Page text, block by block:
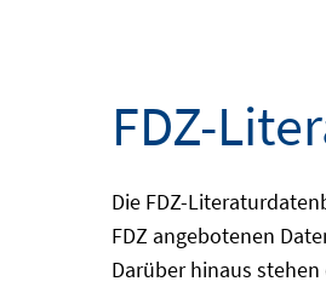
FDZ-
Die FDZ-
FDZ angebotenen
Darüber hinaus stehen